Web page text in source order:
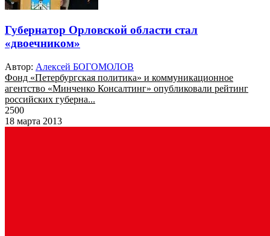
Губернатор Орловской области стал
«двоечником»
Автор: Алексей БОГОМОЛОВ
Фонд «Петербургская политика» и коммуникационное
агентство «Минченко Консалтинг» опубликовали рейтинг
российских губерна...
2500
18 марта 2013